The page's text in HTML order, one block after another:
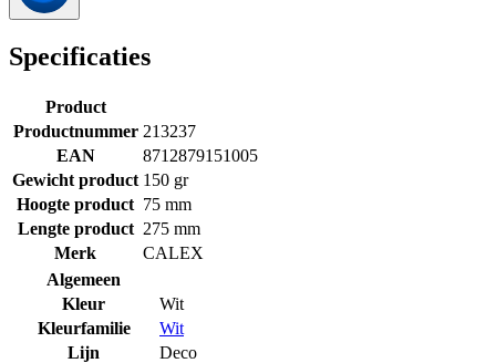
Specificaties
Product
Productnummer 213237
EAN
8712879151005
Gewicht product 150 gr
Hoogte product 75 mm
Lengte product 275 mm
Merk
CALEX
Algemeen
Kleur
Wit
Kleurfamilie
Wit
Lijn
Deco